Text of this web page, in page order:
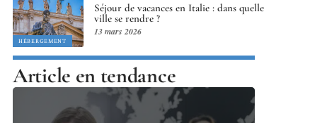
HÉBERGEMENT
Séjour de vacances en Italie : dans quelle
ville se rendre ?
13 mars 2026
Article en tendance